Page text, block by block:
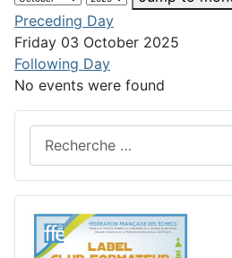
Preceding Day
Friday 03 October 2025
Following Day
No events were found